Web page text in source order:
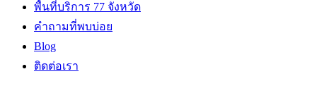
พื้นที่บริการ 77 จังหวัด
คำถามที่พบบ่อย
Blog
ติดต่อเรา